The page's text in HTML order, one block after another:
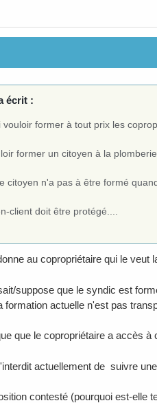
écrit :
vouloir former à tout prix les
former un citoyen à la
citoyen n'a pas à être formé
client doit être protégé....
au copropriétaire qui le
suppose que le syndic est
formation actuelle n'est pas
que le copropriétaire a accès à
actuellement de suivre
contesté (pourquoi est-elle